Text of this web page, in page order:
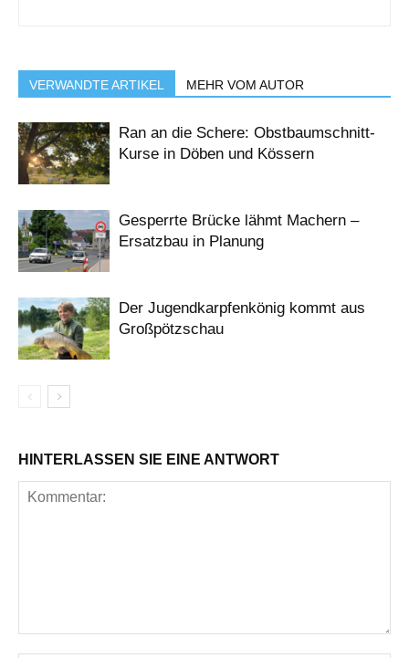
VERWANDTE ARTIKEL MEHR VOM AUTOR
Ran an die Schere: Obstbaumschnitt-
Kurse in Döben und Kössern
Gesperrte Brücke lähmt Machern –
Ersatzbau in Planung
Der Jugendkarpfenkönig kommt aus
Großpötzschau
HINTERLASSEN SIE EINE ANTWORT